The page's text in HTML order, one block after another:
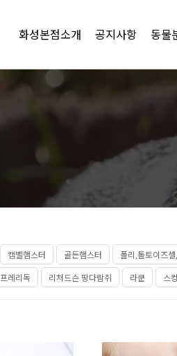
화성본점소개 공지사항 동물
캠벨햄스터 골든햄스터 폴리,톨토이즈셸
프레리독 리처드슨 땅다람쥐 라쿤 스